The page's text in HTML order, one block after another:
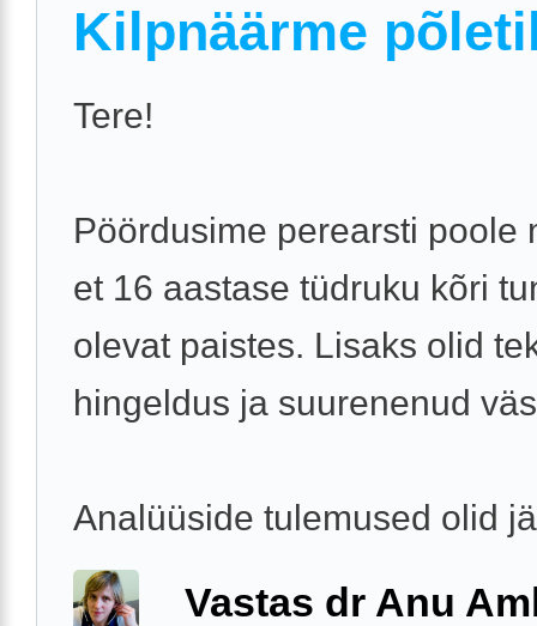
Kilpnäärme
Tere!
Pöördusime perearsti poole
et 16 aastase tüdruku kõri
olevat paistes. Lisaks olid
hingeldus ja suurenenud
Analüüside tulemused olid
Vastas dr Anu